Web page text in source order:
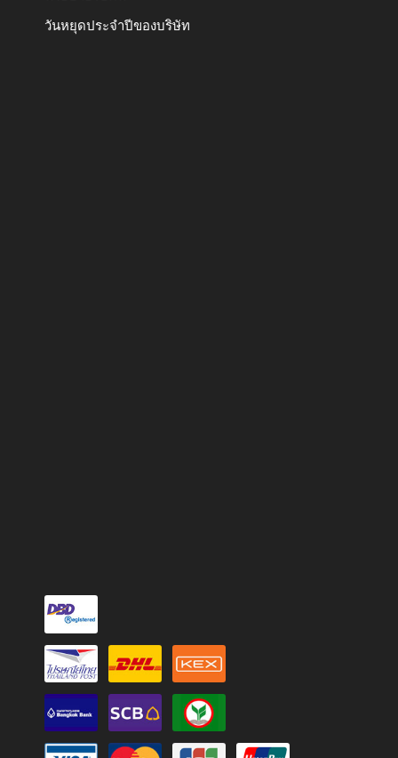
วันหยุดประจำปีของบริษัท